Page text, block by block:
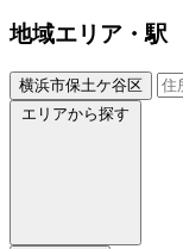
地域エリア・駅
横浜市保土ケ谷区
エリアから探す